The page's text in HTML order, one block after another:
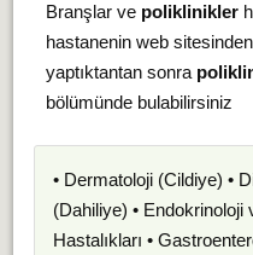
Branşlar ve poliklinikler
hastanenin web
yaptıktantan sonra
bölümünde bulabilirsiniz
• Dermatoloji (Cildiye) •
(Dahiliye) • Endokrinoloji
Hastalıkları •